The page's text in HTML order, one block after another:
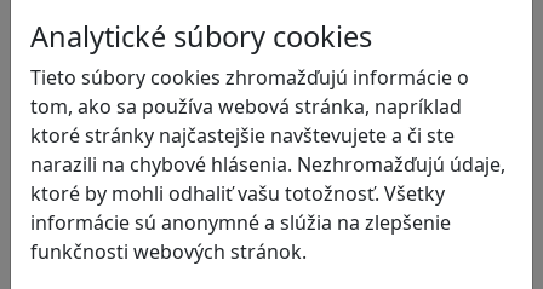
Analytické súbory cookies
Tieto súbory cookies zhromažďujú informácie o
tom, ako sa používa webová stránka, napríklad
ktoré stránky najčastejšie navštevujete a či ste
narazili na chybové hlásenia. Nezhromažďujú údaje,
ktoré by mohli odhaliť vašu totožnosť. Všetky
informácie sú anonymné a slúžia na zlepšenie
funkčnosti webových stránok.
Kritické myslenie
Kyberšikana
Logické myslenie
Ľudské práva a tolerancia
Motorika a koncentrácia
Programovanie/Technika
Sociálne zručnosti a kooperácia
Strategické myslenie
Zdravie a pohyb